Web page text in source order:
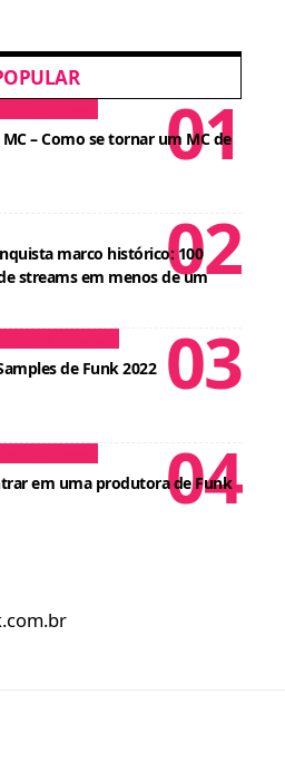
– Como se tornar um MC de
marco histórico: 100
streams em menos de um
de Funk 2022
em uma produtora de Funk